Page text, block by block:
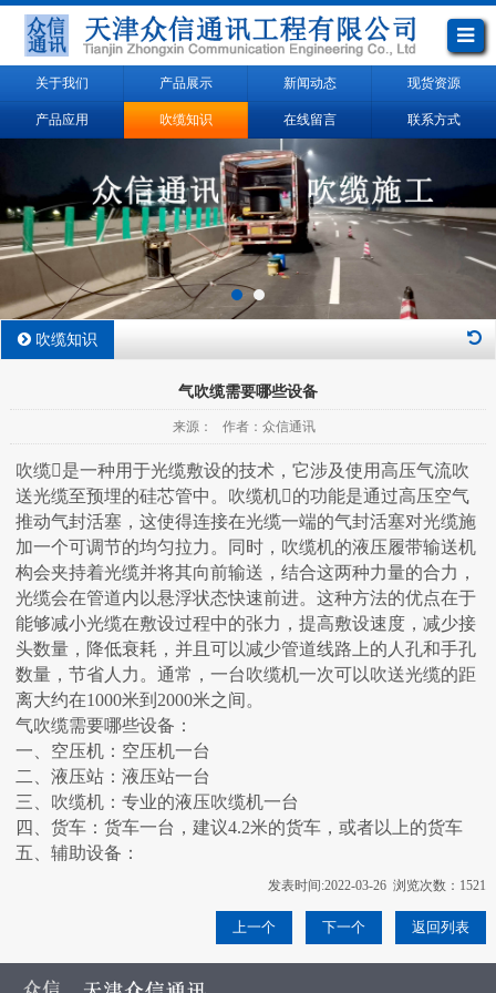
关于我们 产品展示 新闻动态 现货资源
产品应用 吹缆知识 在线留言 联系方式
吹缆知识
气吹缆需要哪些设备
来源： 作者：众信通讯
吹缆是一种用于光缆敷设的技术，它涉及使用高压气流吹
送光缆至预埋的硅芯管中。吹缆机的功能是通过高压空气
推动气封活塞，这使得连接在光缆一端的气封活塞对光缆施
加一个可调节的均匀拉力。同时，吹缆机的液压履带输送机
构会夹持着光缆并将其向前输送，结合这两种力量的合力，
光缆会在管道内以悬浮状态快速前进。这种方法的优点在于
能够减小光缆在敷设过程中的张力，提高敷设速度，减少接
头数量，降低衰耗，并且可以减少管道线路上的人孔和手孔
数量，节省人力。通常，一台吹缆机一次可以吹送光缆的距
离大约在1000米到2000米之间。
气吹缆需要哪些设备：
一、空压机：空压机一台
二、液压站：液压站一台
三、吹缆机：专业的液压吹缆机一台
四、货车：货车一台，建议4.2米的货车，或者以上的货车
五、辅助设备：
发表时间:2022-03-26 浏览次数：1521
上一个 下一个 返回列表